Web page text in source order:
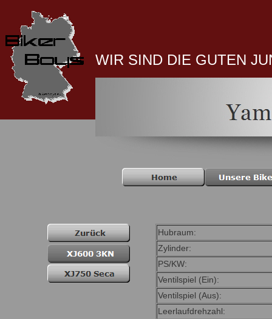
WIR SIND DIE GUTEN
Hubraum:
Zylinder:
PS/KW:
Ventilspiel (Ein):
Ventilspiel (Aus):
Leerlaufdrehzahl: